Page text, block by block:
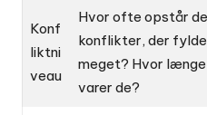
Konf
liktni
veau
Hvor ofte opstår
konflikter, der
meget? Hvor længe
varer de?